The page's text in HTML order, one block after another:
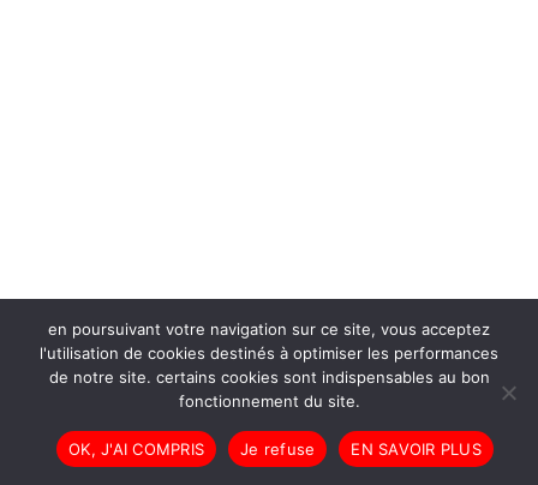
en poursuivant votre navigation sur ce site, vous acceptez
l'utilisation de cookies destinés à optimiser les performances
de notre site. certains cookies sont indispensables au bon
fonctionnement du site.
OK, J'AI COMPRIS Je refuse EN SAVOIR PLUS